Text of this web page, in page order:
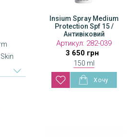
Insium Spray Medium
Protection Spf 15 /
Антивіковий
антиоксидантний екоспрей
Артикул: 282-039
3 650 грн
150 ml